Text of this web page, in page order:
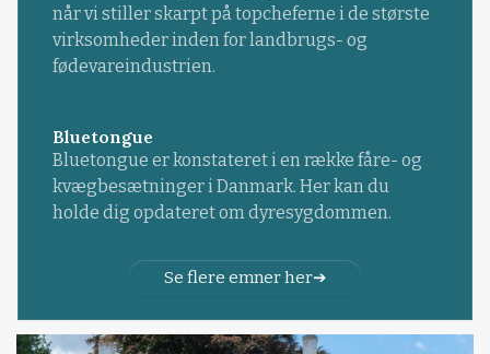
når vi stiller skarpt på topcheferne i de største
virksomheder inden for landbrugs- og
fødevareindustrien.
Bluetongue
Bluetongue er konstateret i en række fåre- og
kvægbesætninger i Danmark. Her kan du
holde dig opdateret om dyresygdommen.
Se flere emner her